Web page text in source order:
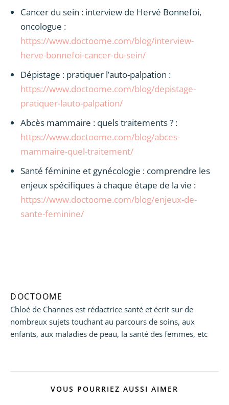
Cancer du sein : interview de Hervé Bonnefoi,
oncologue :
https://www.doctoome.com/blog/interview-
herve-bonnefoi-cancer-du-sein/
Dépistage : pratiquer l’auto-palpation :
https://www.doctoome.com/blog/depistage-
pratiquer-lauto-palpation/
Abcès mammaire : quels traitements ? :
https://www.doctoome.com/blog/abces-
mammaire-quel-traitement/
Santé féminine et gynécologie : comprendre les
enjeux spécifiques à chaque étape de la vie :
https://www.doctoome.com/blog/enjeux-de-
sante-feminine/
DOCTOOME
Chloé de Channes est rédactrice santé et écrit sur de
nombreux sujets touchant au parcours de soins, aux
enfants, aux maladies de peau, la santé des femmes, etc
VOUS POURRIEZ AUSSI AIMER